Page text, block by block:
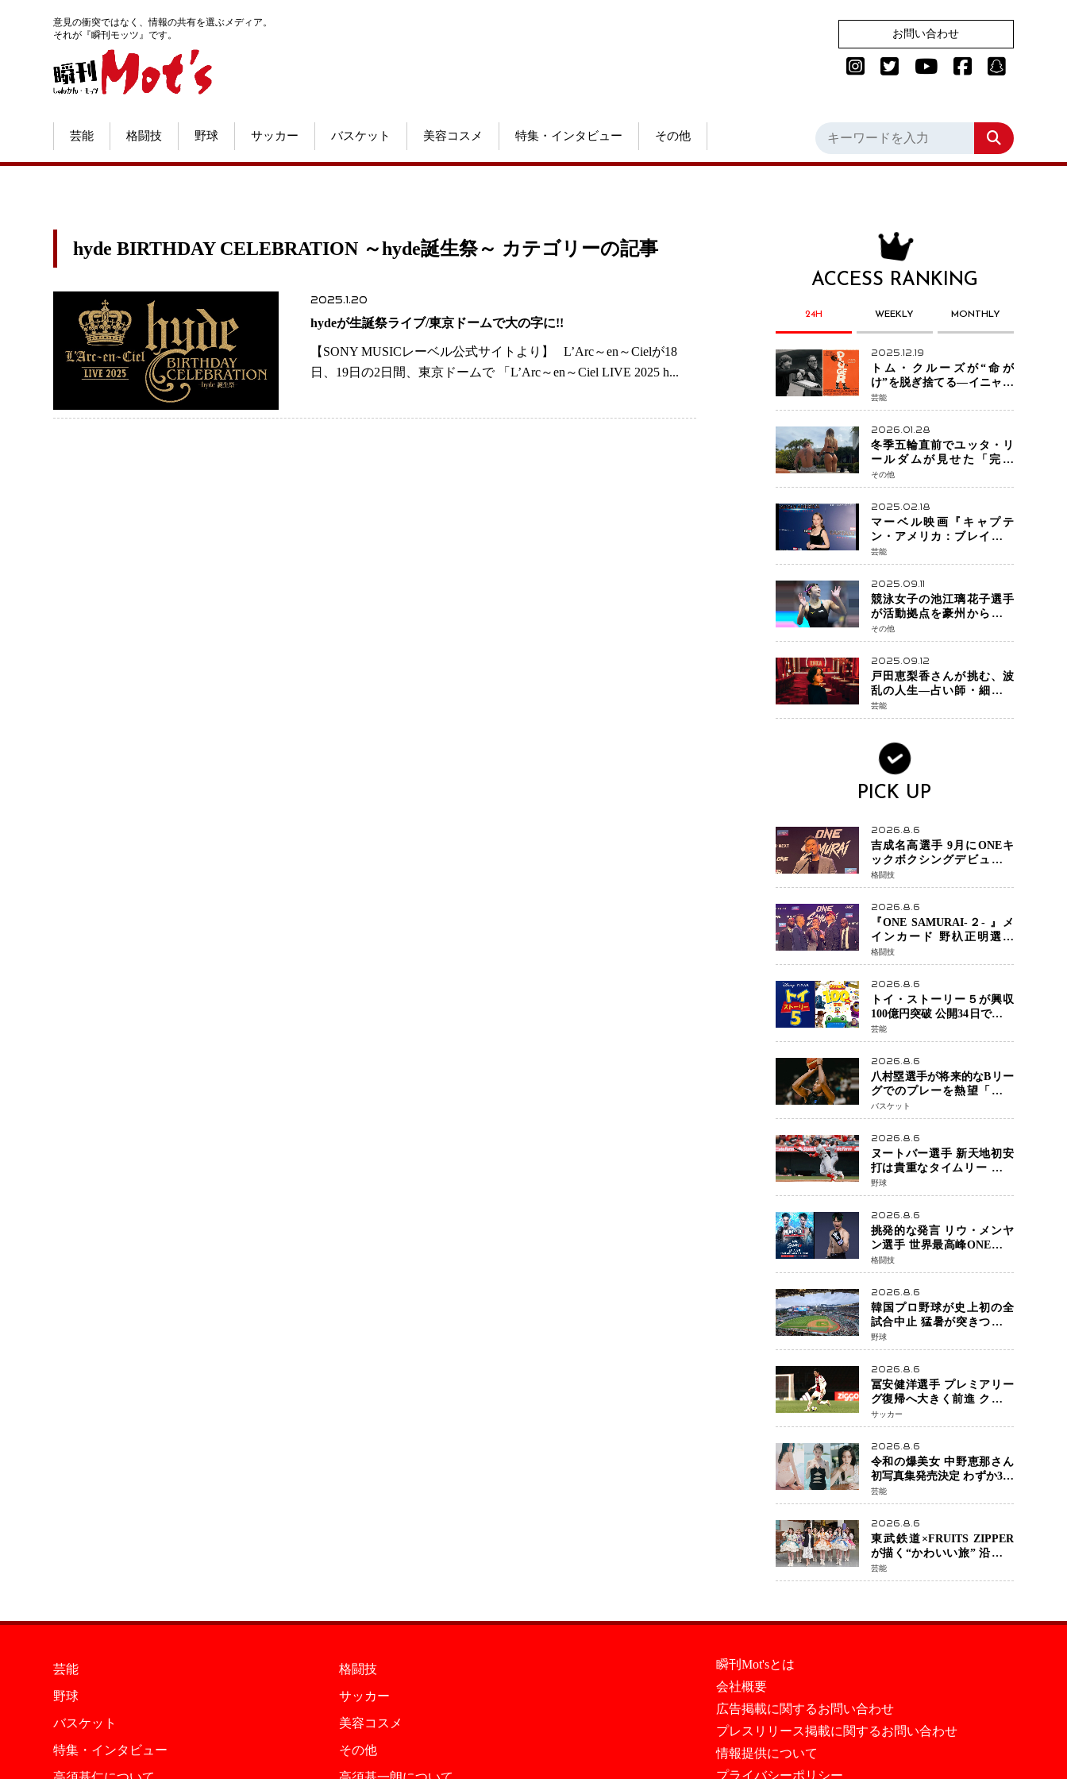
意見の衝突ではなく、情報の共有を選ぶメディア。
それが『瞬刊モッツ』です。
お問い合わせ
芸能 格闘技 野球 サッカー バスケット 美容コスメ 特集・インタビュー その他
hyde BIRTHDAY CELEBRATION ～hyde誕生祭～ カテゴリーの記事
2025.1.20
hydeが生誕祭ライブ/東京ドームで大の字に!!
【SONY MUSICレーベル公式サイトより】 L’Arc～en～Cielが18
日、19日の2日間、東京ドームで 「L’Arc～en～Ciel LIVE 2025 h...
ACCESS RANKING
24H WEEKLY MONTHLY
2025.12.19
トム・クルーズが“命が
け”を脱ぎ捨てる―イニャリ
トゥ監督と挑む前代未聞の
大惨事コメディ「DIGGER
ディガー」始動
芸能
2026.01.28
冬季五輪直前でユッタ・リ
ールダムが見せた「完成
形」転倒と涙を越えて─ミラ
ノで金を狙うオランダ女王
の現在地
その他
2025.02.18
マーベル映画『キャプテ
ン・アメリカ：ブレイブ・
ニュー・ワールド』 新ブラ
ック・ウィドウ役のシラ・
ハースとは！？
芸能
2025.09.11
競泳女子の池江璃花子選手
が活動拠点を豪州から日本
へ！ 豪州での挑戦を糧に、
28年ロサンゼルス五輪へ再
始動
その他
2025.09.12
戸田恵梨香さんが挑む、波
乱の人生―占い師・細木数
子をNetflixで実写化
芸能
PICK UP
2026.8.6
吉成名高選手 9月にONEキ
ックボクシングデビュー決
定 チャトリCEOがサプライ
ズ発表 2カ月連続参戦へ
格闘技
2026.8.6
『ONE SAMURAI-２- 』メ
インカード 野杁正明選手
「彼を倒して勝つ」 リウ・
メンヤンとの因縁に決着へ
再起を懸けたONEフェザー
級トーナメント初戦
格闘技
2026.8.6
トイ・ストーリー５が興収
100億円突破 公開34日でピク
サー作品 史上最速 日本歴代
シリーズ最高更新も目前
芸能
2026.8.6
八村塁選手が将来的なBリー
グでのプレーを熱望「一つ
の夢ですね」スター帰還が
リーグ価値を押し上げる可
能性
バスケット
2026.8.6
ヌートバー選手 新天地初安
打は貴重なタイムリー 本拠
地ファンが大歓声 笑顔で歓
喜
野球
2026.8.6
挑発的な発言 リウ・メンヤ
ン選手 世界最高峰ONEで浮
き彫りになる 日本キックボ
クシングが直面する“技術
戦”の現在地
格闘技
2026.8.6
韓国プロ野球が史上初の全
試合中止 猛暑が突きつけた
「屋外スポーツの限界」 日
本発のドーム型施設時代へ
野球
2026.8.6
冨安健洋選手 プレミアリー
グ復帰へ大きく前進 クリス
タルパレス加入目前 メディ
カルチェックも通過
サッカー
2026.8.6
令和の爆美女 中野恵那さん
初写真集発売決定 わずか3日
で2560万インプレッション
を記録した話題の美貌を凝
縮
芸能
2026.8.6
東武鉄道×FRUITS ZIPPER
が描く“かわいい旅” 沿線を
舞台にした「TOBU KAWAII
PROJECT」が開幕
芸能
芸能
格闘技
野球
サッカー
バスケット
美容コスメ
特集・インタビュー
その他
瞬刊Mot'sとは
会社概要
広告掲載に関するお問い合わせ
プレスリリース掲載に関するお問い合わせ
情報提供について
プライバシーポリシー